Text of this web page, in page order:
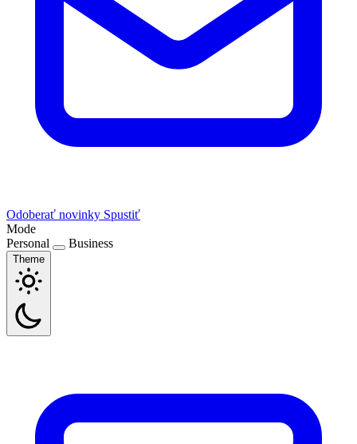
Odoberať novinky Spustiť
Mode
Personal
Business
Theme